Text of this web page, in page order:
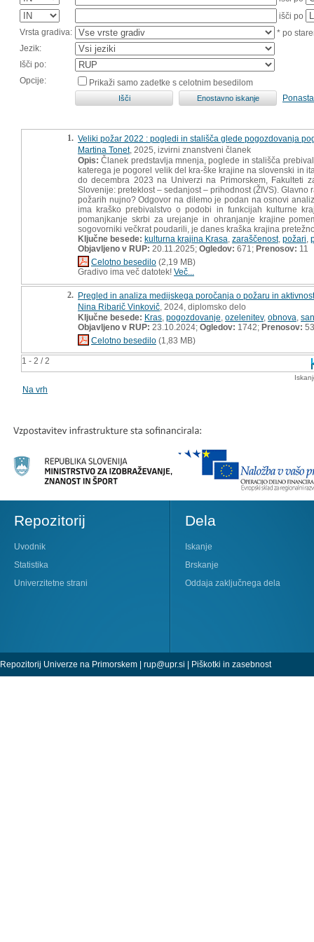
išči po
Vrsta gradiva:
* po
Jezik:
Išči po:
Opcije:
Prikaži samo zadetke s celotnim besedilom
1 - 2 / 2
1. Veliki požar 2022 : pogledi in stališča glede pogozdovanja
Martina Tonet, 2025, izvirni znanstveni članek
Opis: Članek predstavlja mnenja, poglede in stališča
katerega je pogorel velik del kra-ške krajine na slovenski in
do decembra 2023 na Univerzi na Primorskem, Fakulteti
Slovenije: preteklost – sedanjost – prihodnost (ŽIVS).
požarih nujno? Odgovor na dilemo je podan na osnovi
ima kraško prebivalstvo o podobi in funkcijah kulturne
pomanjkanje skrbi za urejanje in ohranjanje krajine
sogovorniki večkrat poudarili, je danes kraška krajina
Ključne besede: kulturna krajina Krasa zaraščenost, požari
Objavljeno v RUP: 20.11.2025; Ogledov: 671; Prenosov: 11
Celotno besedilo (2,19 MB)
Gradivo ima več datotek! Več...
2. Pregled in analiza medijskega poročanja o požaru in
Nina Ribarič Vinkovič , 2024, diplomsko delo
Ključne besede: Kras pogozdovanje ozelenitev, obnova
Objavljeno v RUP: 23.10.2024; Ogledov: 1742; Prenosov: 53
Celotno besedilo (1,83 MB)
Na vrh
Repozitorij
Uvodnik
Statistika
Univerzitetne strani
Dela
Iskanje
Brskanje
Oddaja zaključnega dela
Repozitorij Univerze na Primorskem | rup@upr.si | Piškotki in zasebnost